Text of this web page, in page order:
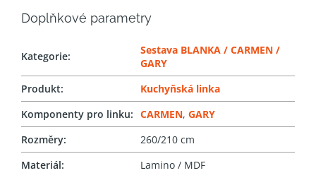
Doplňkové parametry
Kategorie:
Sestava BLANKA / CARMEN /
GARY
Produkt:
Kuchyňská linka
Komponenty pro linku: CARMEN, GARY
Rozměry:
260/210 cm
Materiál:
Lamino / MDF